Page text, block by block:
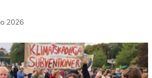
2026